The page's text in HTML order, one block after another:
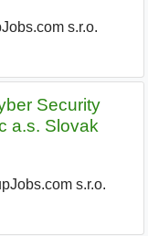
s.r.o.
Security
a.s. Slovak
s.r.o.